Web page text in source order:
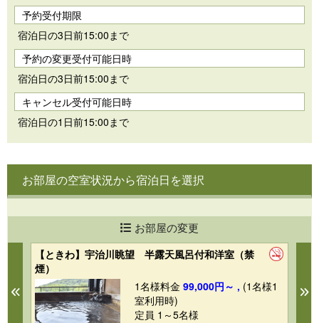
予約受付期限
宿泊日の3日前15:00まで
予約の変更受付可能日時
宿泊日の3日前15:00まで
キャンセル受付可能日時
宿泊日の1日前15:00まで
お部屋の空室状況から宿泊日を選択
お部屋の変更
Previous
【ときわ】宇治川眺望 半露天風呂付和洋室（禁
煙）
1名様料金 99,000円～ , (1名様1
室利用時)
定員 1～5名様